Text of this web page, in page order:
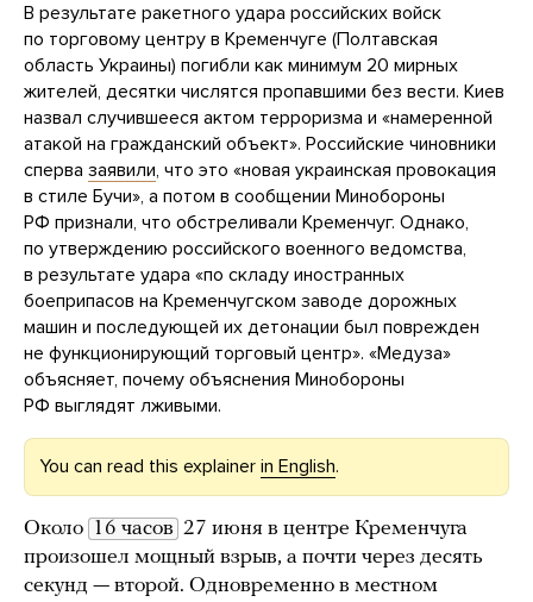
В результате ракетного удара российских войск
по торговому центру в Кременчуге (Полтавская
область Украины) погибли как минимум 20 мирных
жителей, десятки числятся пропавшими без вести. Киев
назвал случившееся актом терроризма и «намеренной
атакой на гражданский объект». Российские чиновники
сперва заявили, что это «новая украинская провокация
в стиле Бучи», а потом в сообщении Минобороны
РФ признали, что обстреливали Кременчуг. Однако,
по утверждению российского военного ведомства,
в результате удара «по складу иностранных
боеприпасов на Кременчугском заводе дорожных
машин и последующей их детонации был поврежден
не функционирующий торговый центр». «Медуза»
объясняет, почему объяснения Минобороны
РФ выглядят лживыми.
You can read this explainer in English.
Около 16 часов 27 июня в центре Кременчуга
произошел мощный взрыв, а почти через десять
секунд — второй. Одновременно в местном